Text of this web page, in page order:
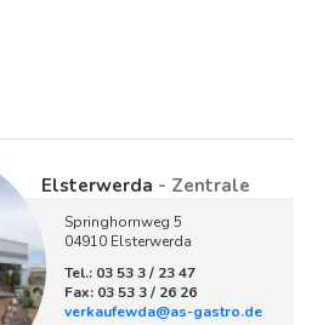
Elsterwerda - Zentrale
Springhornweg 5
04910 Elsterwerda
Tel.: 03 53 3 / 23 47
Fax: 03 53 3 / 26 26
verkaufewda@as-gastro.de